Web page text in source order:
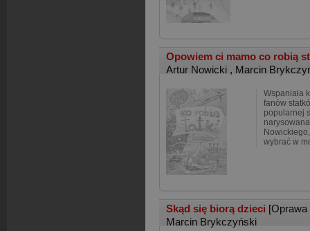
Opowiem ci mamo co robią
Artur Nowicki , Marcin
Wspaniała
fanów
popularnej
wybrać w
Skąd się biorą dzieci [Oprawa
Marcin Brykczyński